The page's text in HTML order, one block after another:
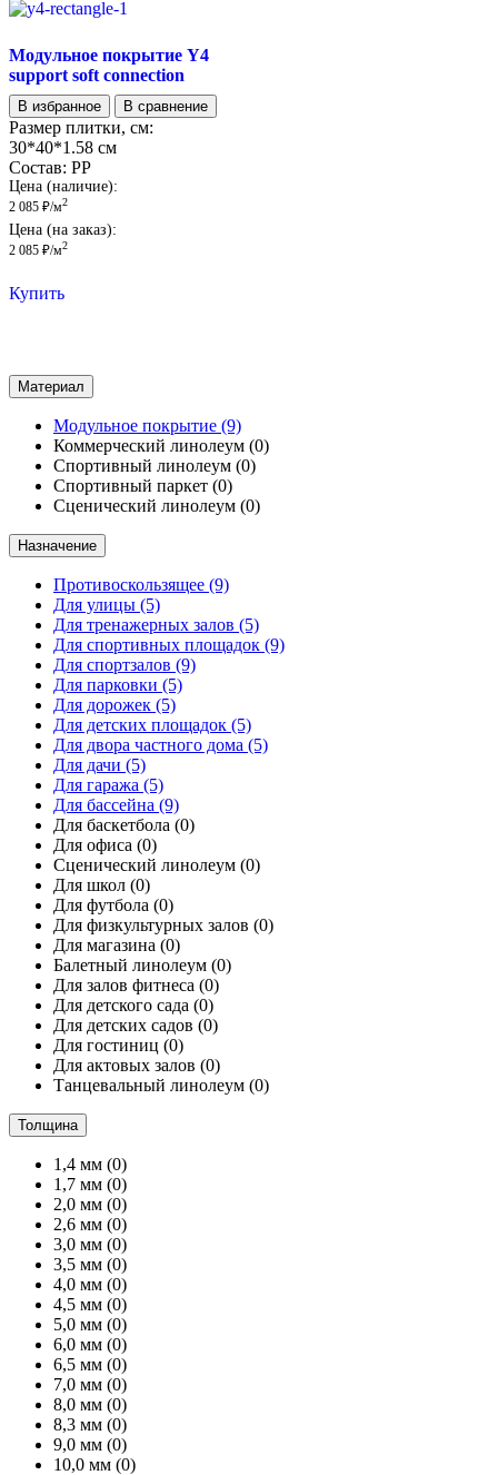
Модульное покрытие Y4
support soft connection
В избранное В сравнение
Размер плитки, см:
30*40*1.58 см
Состав: PP
Цена (наличие):
2 085 ₽/м2
Цена (на заказ):
2 085 ₽/м2
Купить
Материал
Модульное покрытие (9)
Коммерческий линолеум (0)
Спортивный линолеум (0)
Спортивный паркет (0)
Сценический линолеум (0)
Назначение
Противоскользящее (9)
Для улицы (5)
Для тренажерных залов (5)
Для спортивных площадок (9)
Для спортзалов (9)
Для парковки (5)
Для дорожек (5)
Для детских площадок (5)
Для двора частного дома (5)
Для дачи (5)
Для гаража (5)
Для бассейна (9)
Для баскетбола (0)
Для офиса (0)
Сценический линолеум (0)
Для школ (0)
Для футбола (0)
Для физкультурных залов (0)
Для магазина (0)
Балетный линолеум (0)
Для залов фитнеса (0)
Для детского сада (0)
Для детских садов (0)
Для гостиниц (0)
Для актовых залов (0)
Танцевальный линолеум (0)
Толщина
1,4 мм (0)
1,7 мм (0)
2,0 мм (0)
2,6 мм (0)
3,0 мм (0)
3,5 мм (0)
4,0 мм (0)
4,5 мм (0)
5,0 мм (0)
6,0 мм (0)
6,5 мм (0)
7,0 мм (0)
8,0 мм (0)
8,3 мм (0)
9,0 мм (0)
10,0 мм (0)